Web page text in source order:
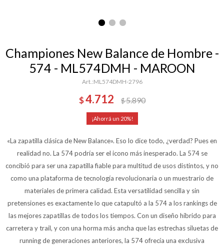
Championes New Balance de Hombre -
574 - ML574DMH - MAROON
ML574DMH-2796
$4.712 $5.890
20
«La zapatilla clásica de New Balance». Eso lo dice todo, ¿verdad? Pues en
realidad no. La 574 podría ser el icono más inesperado. La 574 se
concibió para ser una zapatilla fiable para multitud de usos distintos, y no
como una plataforma de tecnología revolucionaria o un muestrario de
materiales de primera calidad. Esta versatilidad sencilla y sin
pretensiones es exactamente lo que catapultó a la 574 a los rankings de
las mejores zapatillas de todos los tiempos. Con un diseño híbrido para
carretera y trail, y con una horma más ancha que las estrechas siluetas de
running de generaciones anteriores, la 574 ofrecía una exclusiva